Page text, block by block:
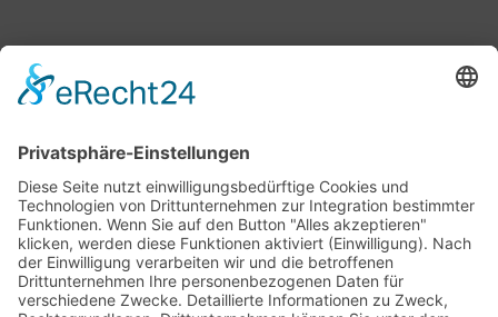
Mitglied des Deutschen Bundestages
Presse & Downloads
Pressemitteilungen
Pressefotos